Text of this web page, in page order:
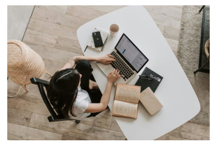
l
o
b
l
o